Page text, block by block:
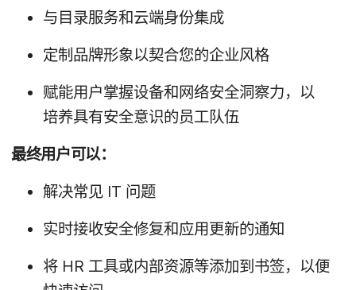
与​目录​服务​和​云端​身份​集成
定​制​品牌形象​以​契合​您​的​企业​风格
赋​能​用户​掌握​设备​和​网络​安全​洞察力，​以​
培养​具有​安全​意识​的​员工​队​伍
最​终​用户​可以：
解决​常​见 IT 问题
实时​接​收​安全​修复​和​应用​更新​的​通知
将 HR 工具​或​内部​资源​等​添加到​书签，​以便​